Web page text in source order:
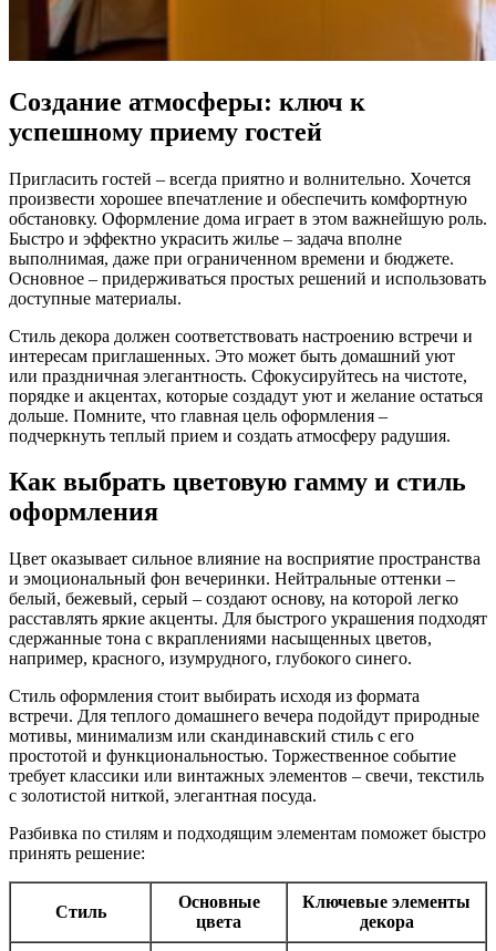
Создание атмосферы: ключ к
успешному приему гостей
Пригласить гостей – всегда приятно и волнительно. Хочется
произвести хорошее впечатление и обеспечить комфортную
обстановку. Оформление дома играет в этом важнейшую роль.
Быстро и эффектно украсить жилье – задача вполне
выполнимая, даже при ограниченном времени и бюджете.
Основное – придерживаться простых решений и использовать
доступные материалы.
Стиль декора должен соответствовать настроению встречи и
интересам приглашенных. Это может быть домашний уют
или праздничная элегантность. Сфокусируйтесь на чистоте,
порядке и акцентах, которые создадут уют и желание остаться
дольше. Помните, что главная цель оформления –
подчеркнуть теплый прием и создать атмосферу радушия.
Как выбрать цветовую гамму и стиль
оформления
Цвет оказывает сильное влияние на восприятие пространства
и эмоциональный фон вечеринки. Нейтральные оттенки –
белый, бежевый, серый – создают основу, на которой легко
расставлять яркие акценты. Для быстрого украшения подходят
сдержанные тона с вкраплениями насыщенных цветов,
например, красного, изумрудного, глубокого синего.
Стиль оформления стоит выбирать исходя из формата
встречи. Для теплого домашнего вечера подойдут природные
мотивы, минимализм или скандинавский стиль с его
простотой и функциональностью. Торжественное событие
требует классики или винтажных элементов – свечи, текстиль
с золотистой ниткой, элегантная посуда.
Разбивка по стилям и подходящим элементам поможет быстро
принять решение:
Стиль
Основные
цвета
Ключевые элементы
декора